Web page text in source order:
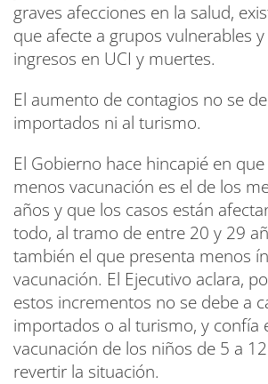
graves afecciones en la salud,
que afecte a grupos vulnerables
ingresos en UCI y muertes.
El aumento de contagios no se
importados ni al turismo.
El Gobierno hace hincapié en
menos vacunación es el de los
años y que los casos están
todo, al tramo de entre 20 y 29
también el que presenta menos
vacunación. El Ejecutivo aclara,
estos incrementos no se debe a
importados o al turismo, y confía
vacunación de los niños de 5 a
revertir la situación.